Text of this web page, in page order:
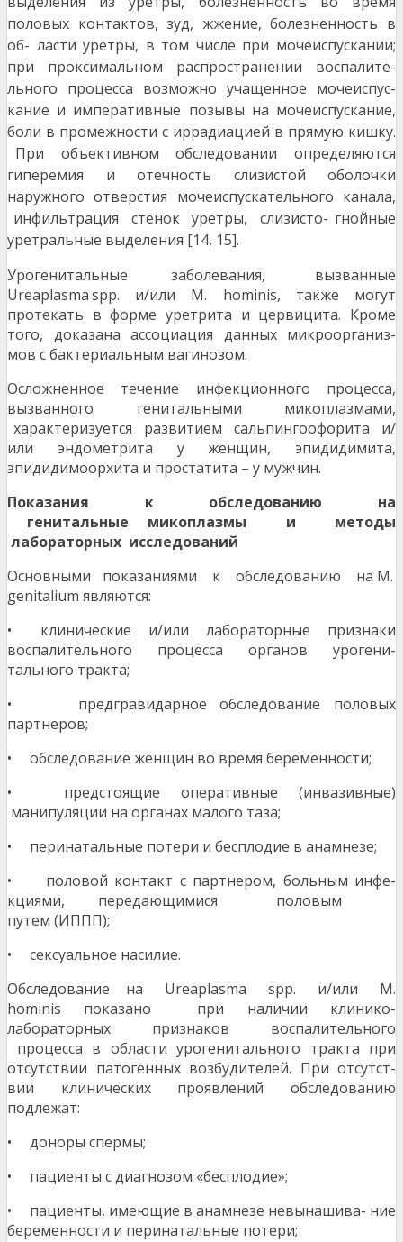
половых контактов, зуд, жжение, болезненность в
об- ласти уретры, в том числе при мочеиспускании;
при проксимальном распространении воспалите-
льного процесса возможно учащенное мочеиспус-
кание и императивные позывы на мочеиспускание,
боли в промежности с иррадиацией в прямую кишку.
При объективном обследовании определяются
гиперемия и отечность слизистой оболочки
наружного отверстия мочеиспускательного канала,
инфильтрация стенок уретры, слизисто- гнойные
уретральные выделения [14, 15].
Урогенитальные заболевания, вызванные
Ureaplasma spp. и/или M. hominis, также могут
протекать в форме уретрита и цервицита. Кроме
того, доказана ассоциация данных микроорганиз-
мов с бактериальным вагинозом.
Осложненное течение инфекционного процесса,
вызванного генитальными микоплазмами,
характеризуется развитием сальпингоофорита и/
или эндометрита у женщин, эпидидимита,
эпидидимоорхита и простатита – у мужчин.
Показания к обследованию на
генитальные микоплазмы и методы
лабораторных исследований
Основными показаниями к обследованию на M.
genitalium являются:
• клинические и/или лабораторные признаки
воспалительного процесса органов урогени-
тального тракта;
• предгравидарное обследование половых
партнеров;
• обследование женщин во время беременности;
• предстоящие оперативные (инвазивные)
манипуляции на органах малого таза;
• перинатальные потери и бесплодие в анамнезе;
• половой контакт с партнером, больным инфе-
кциями, передающимися половым
путем (ИППП);
• сексуальное насилие.
Обследование на Ureaplasma spp. и/или M.
hominis показано при наличии клинико-
лабораторных признаков воспалительного
процесса в области урогенитального тракта при
отсутствии патогенных возбудителей. При отсутст-
вии клинических проявлений обследованию
подлежат:
• доноры спермы;
• пациенты с диагнозом «бесплодие»;
• пациенты, имеющие в анамнезе невынашива- ние
беременности и перинатальные потери;